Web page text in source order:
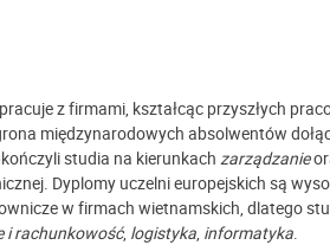
z firmami, kształcąc przyszłych
międzynarodowych absolwentów
studia na kierunkach zarządzanie
Dyplomy uczelni europejskich są
w firmach wietnamskich, dlatego
i rachunkowość, logistyka informatyka